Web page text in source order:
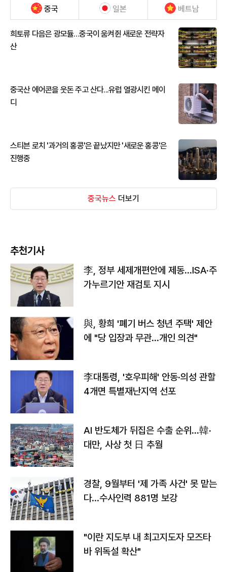
중국 일본 베트남
희토류 다음은 광모듈…중국이 움켜쥔 새로운 전략자
산
중국산 에어콘을 웃돈 주고 산다...유럽 열광시킨 메이
디
스티븐 로치 '과거의 홍콩'은 끝났지만 '새로운 홍콩'은
진행중
중국뉴스 더보기
추천기사
李, 정부 세제개편안에 제동…ISA·주
가누르기안 재검토 지시
與, 황희 '폐기 버스 청년 주택' 제안
에 "당 입장과 무관…개인 의견"
李대통령, '호우피해' 안동·의성 관할
4개면 특별재난지역 선포
AI 반도체가 뒤집은 수출 순위…韓·
대만, 사상 첫 日 추월
경찰, 9월부터 '제 가족 사건' 못 맡는
다…수사인력 881명 보강
"이란 지도부 내 최고지도자 모즈타
바 위독설 확산"